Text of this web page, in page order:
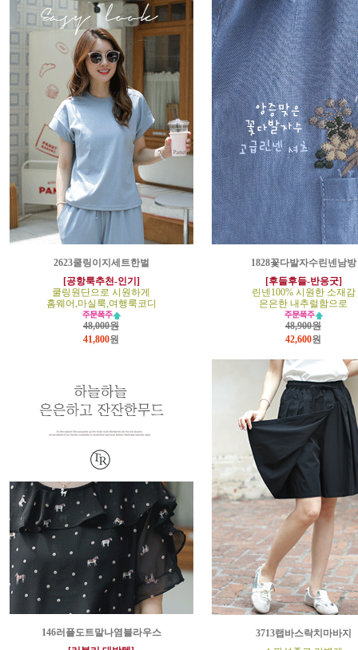
2623쿨링이지세트한벌
[공항룩추천-인기]
쿨링원단으로 시원하게
홈웨어,마실룩,여행룩코디
48,000원
41,800원
1828꽃다발자수린넨남방
[후들후들-반응굿]
린넨100% 시원한 소재감
은은한 내추럴함으로
48,900원
42,600원
146러플도트말나염블라우스
3713랩바스락치마바지